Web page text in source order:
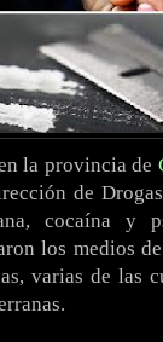
la provincia de
de
cocaína y
los medios
varias de las